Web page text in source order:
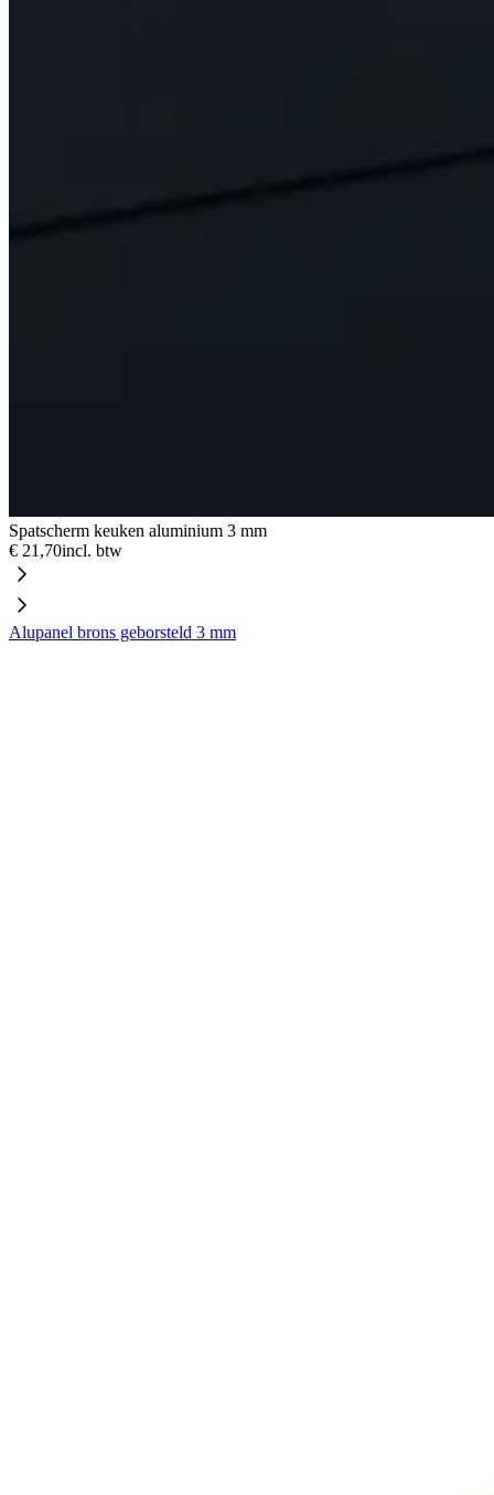
Spatscherm keuken aluminium 3 mm
€ 21,70incl. btw
Alupanel brons geborsteld 3 mm